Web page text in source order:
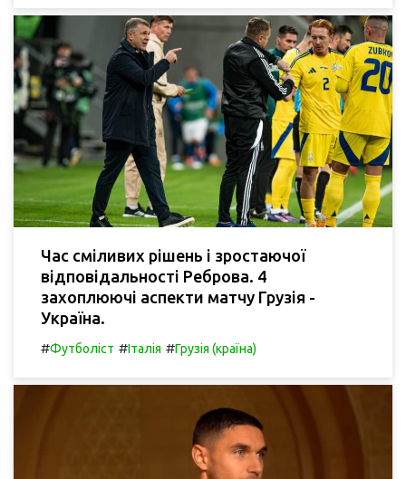
Час сміливих рішень і зростаючої
відповідальності Реброва. 4
захоплюючі аспекти матчу Грузія -
Україна.
#Футболіст #Італія #Грузія (країна)